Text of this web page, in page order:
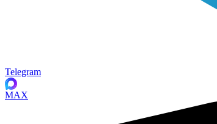
Telegram
MAX